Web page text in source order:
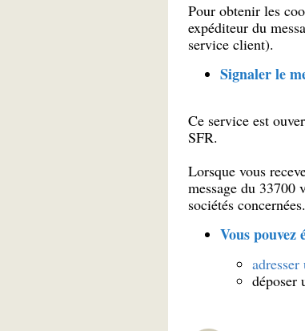
Pour obtenir les
expéditeur du
service client).
Signaler le
Ce service est
SFR.
Lorsque vous
message du 33700
sociétés concernées.
Vous pouvez
déposer